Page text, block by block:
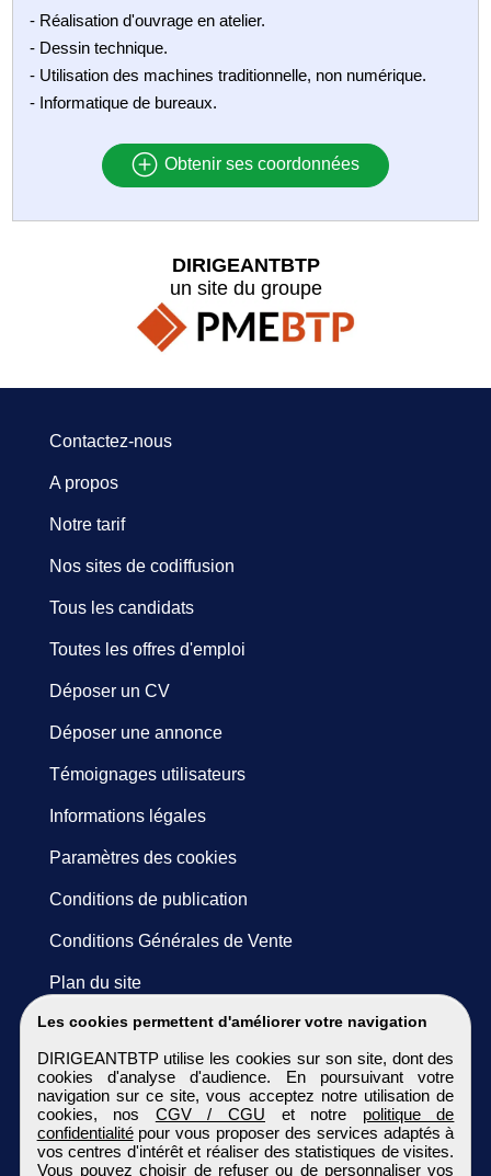
- Réalisation d'ouvrage en atelier.
- Dessin technique.
- Utilisation des machines traditionnelle, non numérique.
- Informatique de bureaux.
Obtenir ses coordonnées
Les cookies permettent d'améliorer votre navigation
DIRIGEANTBTP utilise les cookies sur son site, dont des
cookies d'analyse d'audience. En poursuivant votre
navigation sur ce site, vous acceptez notre utilisation de
cookies, nos CGV / CGU et notre politique de
confidentialitépour vous proposer des services adaptés à
vos centres d'intérêt et réaliser des statistiques de visites.
Vous pouvez choisir de refuser ou de personnaliser vos
DIRIGEANTBTP
un site du groupe
Contactez-nous
A propos
Notre tarif
Nos sites de codiffusion
Tous les candidats
Toutes les offres d'emploi
Déposer un CV
Déposer une annonce
Témoignages utilisateurs
Informations légales
Paramètres des cookies
Conditions de publication
Conditions Générales de Vente
Plan du site